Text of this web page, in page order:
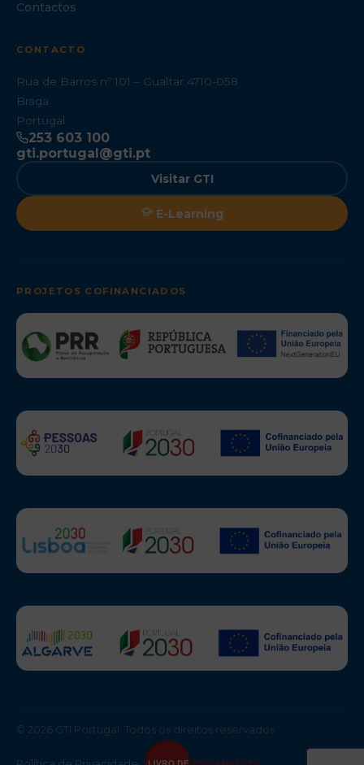
Contactos
CONTACTO
Rua de Barros nº 101 – Gualtar 4710-058
Braga
Portugal
253 603 100
gti.portugal@gti.pt
Visitar GTI
E-Learning
PROJETOS COFINANCIADOS
© 2026 GTI Portugal. Todos os direitos reservados.